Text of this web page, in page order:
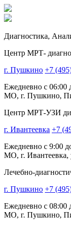
Диагностика,
Центр МРТ-
г. Пушкино +7
Ежедневно с 06:00
МО, г. Пушкино,
Центр МРТ-УЗИ
г. Ивантеевка +7
Ежедневно с 9:00
МО, г. Ивантеевка,
Лечебно-
г. Пушкино +7
Ежедневно с 08:00
МО, г. Пушкино,